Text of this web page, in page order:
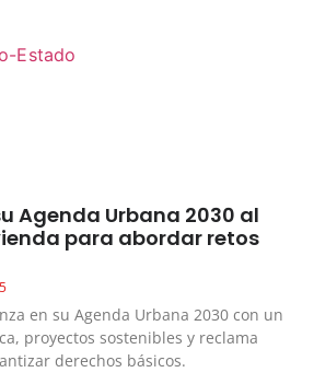
Agenda Urbana 2030 al
para abordar retos
en su Agenda Urbana 2030 con un
proyectos sostenibles y reclama
derechos básicos.